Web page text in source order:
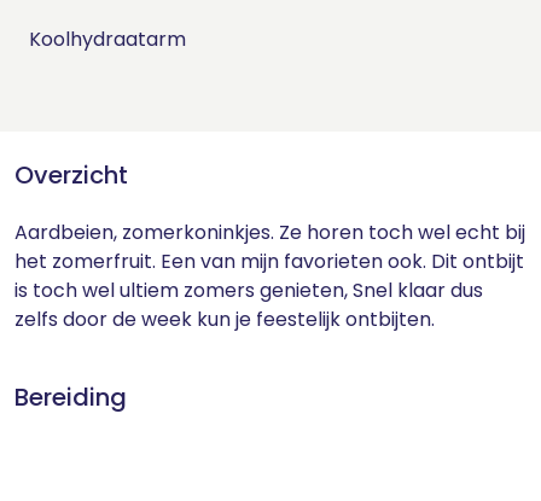
Koolhydraatarm
Overzicht
Aardbeien, zomerkoninkjes. Ze horen toch wel echt bij
het zomerfruit. Een van mijn favorieten ook. Dit ontbijt
is toch wel ultiem zomers genieten, Snel klaar dus
zelfs door de week kun je feestelijk ontbijten.
Bereiding